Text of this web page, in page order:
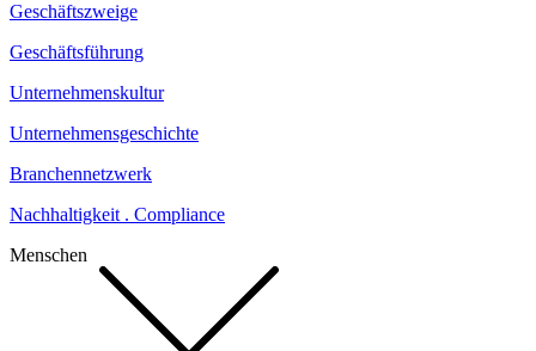
Geschäftszweige
Geschäftsführung
Unternehmenskultur
Unternehmensgeschichte
Branchennetzwerk
Nachhaltigkeit . Compliance
Menschen